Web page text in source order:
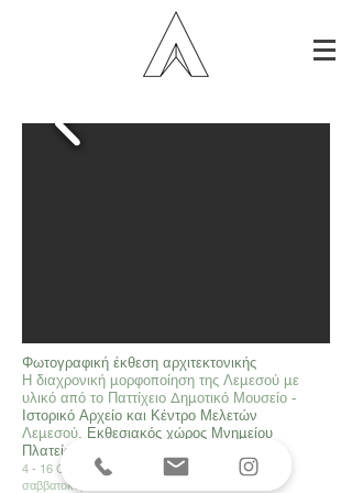
Φωτογραφική έκθεση αρχιτεκτονικής
Η διαχρονική μορφοποίηση της Λεμεσού με
υλικό από το Παττίχειο Δημοτικό Μουσείο -
Ιστορικό Αρχείο και Κέντρο Μελετών
Λεμεσού. Εκθεσιακός χώρος Μνημείου
Πλατείας Ηρώων
4 - 16 Οκτωβρίου, καθημερινά 15:00 - 20:00 και τα
σαββατοκύριακα 10:00 - 13:00